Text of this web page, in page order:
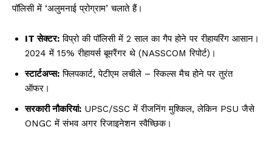
पॉलिसी में ‘अलुमनाई प्रोग्राम’ चलाते हैं।
IT सेक्टर: विप्रो की पॉलिसी में 2 साल का गैप होने पर रीहायरिंग आसान।
2024 में 15% रीहायर्स बूमरैंगर थे (NASSCOM रिपोर्ट)।
स्टार्टअप्स: फ्लिपकार्ट, पेटीएम लचीले – स्किल्स मैच होने पर तुरंत
ऑफर।
सरकारी नौकरियां: UPSC/SSC में रीजनिंग मुश्किल, लेकिन PSU जैसे
ONGC में संभव अगर रिजाइनेशन स्वैच्छिक।